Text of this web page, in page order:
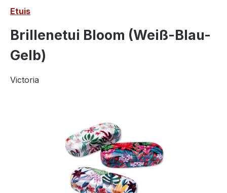
Etuis
Brillenetui Bloom (Weiß-Blau-
Gelb)
Victoria